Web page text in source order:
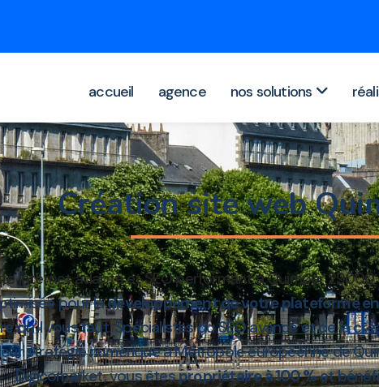
accueil agence nos solutions
Création site web
internet adapté et SEO performant à Quimper
pour ladéveloppement de votre plateforme
qu’il vous faut. Spécialistes duSEO avancé et de la
stratégie numérique à Métropole européenne de
Digicomarket, vous êtespropriétaire à 100 %et